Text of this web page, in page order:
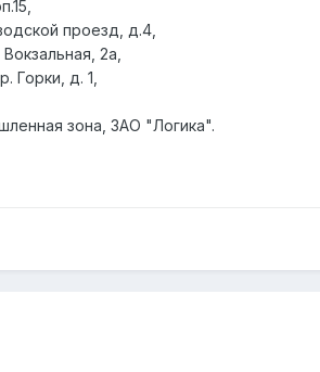
проезд, д.4,
2а,
Горки, д. 1,
зона, ЗАО "Логика".